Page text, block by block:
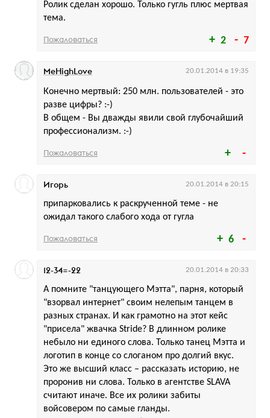
2 7
Ролик сделан хорошо. Только гугль плюс мертвая
тема.
Пожаловаться
Конечно мертвый: 250 млн. пользователей - это
разве цифры? :-)
В общем - Вы дважды явили свой глубочайший
профессионализм. :-)
MeHighLove 20.01.2014 в 19:35
Пожаловаться
6
припарковались к раскрученной теме - не
ожидал такого слабого хода от гугла
Игорь 20.01.2014 в 20:15
Пожаловаться
А помните "танцующего Мэтта", парня, который
"взорвал интернет" своим нелепым танцем в
разных странах. И как грамотно на этот кейс
"присела" жвачка Stride? В длинном ролике
небыло ни единого слова. Только танец Мэтта и
логотип в конце со слоганом про долгий вкус.
Это же высший класс – рассказать историю, не
проронив ни слова. Только в агентстве SLAVA
считают иначе. Все их ролики забиты
войсовером по самые гланды.
12-34=-22 20.01.2014 в 20:33